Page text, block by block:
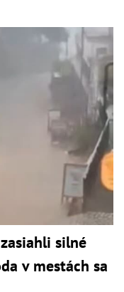
silné
v mestách sa